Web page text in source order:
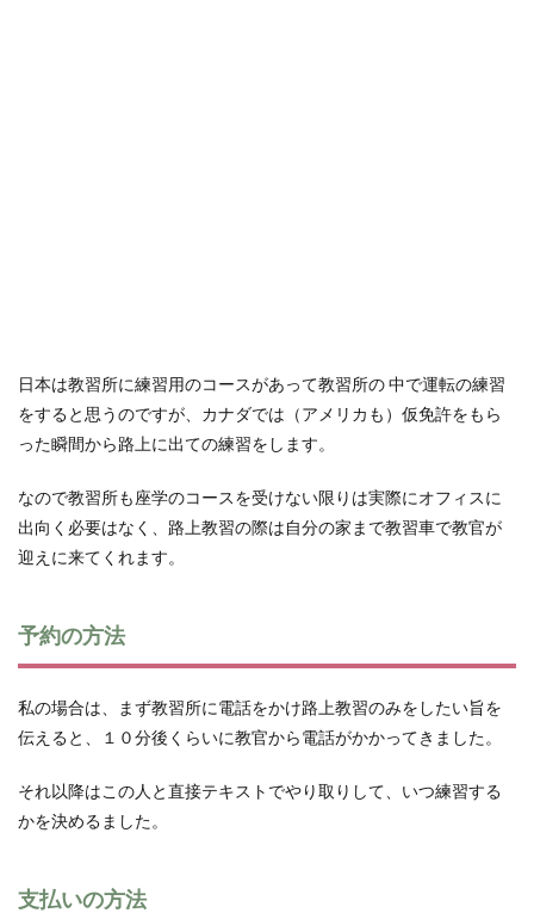
日本は教習所に練習用のコースがあって教習所の 中で運転の練習
をすると思うのですが、カナダでは（アメリカも）仮免許をもら
った瞬間から路上に出ての練習をします。
なので教習所も座学のコースを受けない限りは実際にオフィスに
出向く必要はなく、路上教習の際は自分の家まで教習車で教官が
迎えに来てくれます。
予約の方法
私の場合は、まず教習所に電話をかけ路上教習のみをしたい旨を
伝えると、１０分後くらいに教官から電話がかかってきました。
それ以降はこの人と直接テキストでやり取りして、いつ練習する
かを決めるました。
支払いの方法